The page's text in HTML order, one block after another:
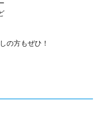
の方もぜひ！